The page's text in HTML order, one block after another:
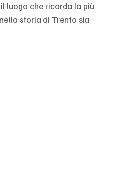
luogo che ricorda la più
storia di Trento sia